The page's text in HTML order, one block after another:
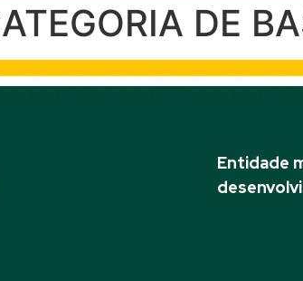
DE
Entidade